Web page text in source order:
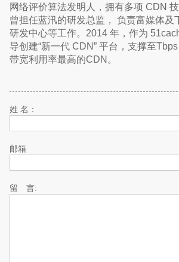
网络评价算法发明人，拥有多项 CDN 技
曾担任蓝汛的研发总监， 负责富媒体及
研发中心等工作。2014 年，作为
导创建“新一代 CDN” 平台，支撑至
带宽利用率最高的CDN。
姓 名：
邮箱
留 言: